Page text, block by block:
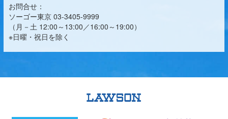
お問合せ：
ソーゴー東京 03-3405-9999
（月－土 12:00～13:00／16:00～19:00）
※日曜・祝日を除く